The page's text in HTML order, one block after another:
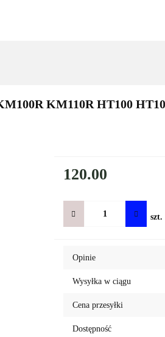
KM110R HT100
120.00
szt.
Opinie
Wysyłka w ciągu
Cena przesyłki
Dostępność